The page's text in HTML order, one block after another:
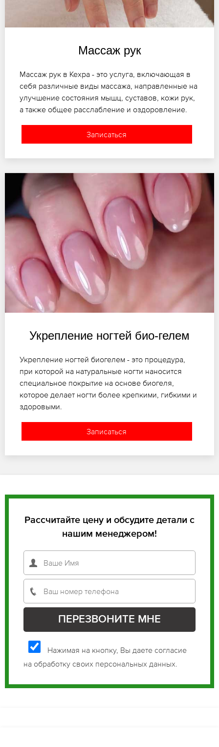
Массаж рук
Массаж рук в Кехра - это услуга, включающая в
себя различные виды массажа, направленные на
улучшение состояния мышц, суставов, кожи рук,
а также общее расслабление и оздоровление.
Записаться
Укрепление ногтей био-гелем
Укрепление ногтей биогелем - это процедура,
при которой на натуральные ногти наносится
специальное покрытие на основе биогеля,
которое делает ногти более крепкими, гибкими и
здоровыми.
Записаться
Рассчитайте цену и обсудите детали с
нашим менеджером!
Нажимая на кнопку, Вы даете согласие
на обработку своих персональных данных.